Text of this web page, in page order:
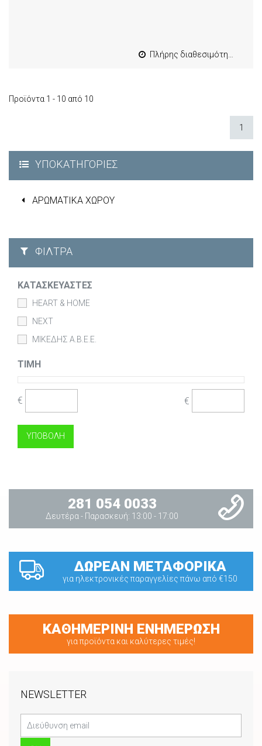
Πλήρης διαθεσιμότητα
Προϊόντα 1 - 10 από 10
1
ΥΠΟΚΑΤΗΓΟΡΊΕΣ
ΑΡΩΜΑΤΙΚΑ ΧΩΡΟΥ
ΦΊΛΤΡΑ
ΚΑΤΑΣΚΕΥΑΣΤΈΣ
HEART & HOME
NEXT
ΜΙΚΕΔΗΣ Α.Β.Ε.Ε.
ΤΙΜΉ
€ €
281 054 0033
Δευτέρα - Παρασκευή: 13:00 - 17:00
ΔΩΡΕΑΝ ΜΕΤΑΦΟΡΙΚΑ
για ηλεκτρονικές παραγγελίες πάνω από €150
ΚΑΘΗΜΕΡΙΝΗ ΕΝΗΜΕΡΩΣΗ
για προϊόντα και καλύτερες τιμές!
NEWSLETTER